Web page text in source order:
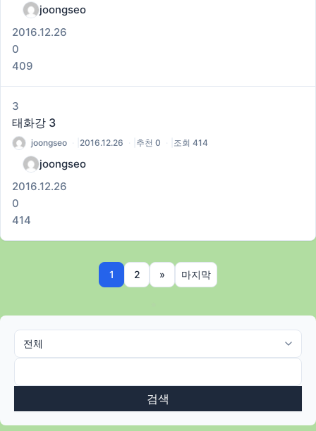
joongseo
2016.12.26
0
409
3
태화강 3
joongseo 2016.12.26 추천 0 조회 414
joongseo
2016.12.26
0
414
1 2 » 마지막
검색